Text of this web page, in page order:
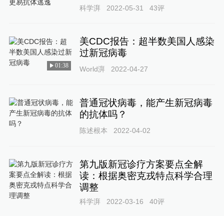
科学湃 2022-05-31 43评
01:38
美CDC报告：超半数美国人感染
过新冠病毒
World湃 2022-04-27
普通冠状病毒，能产生新冠病毒
的抗体吗？
陈述根本 2022-04-02
第九版新冠诊疗方案要点全解
读：根据奥密克戎特点科学合理
调整
科学湃 2022-03-16 40评